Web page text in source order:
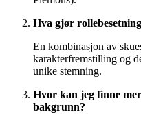
Hva gjør
En kombinasjon av
karakterfremstilling og
unike stemning.
Hvor kan jeg finne
bakgrunn?